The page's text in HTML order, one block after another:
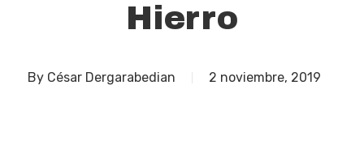
Hierro
By César Dergarabedian 2 noviembre, 2019